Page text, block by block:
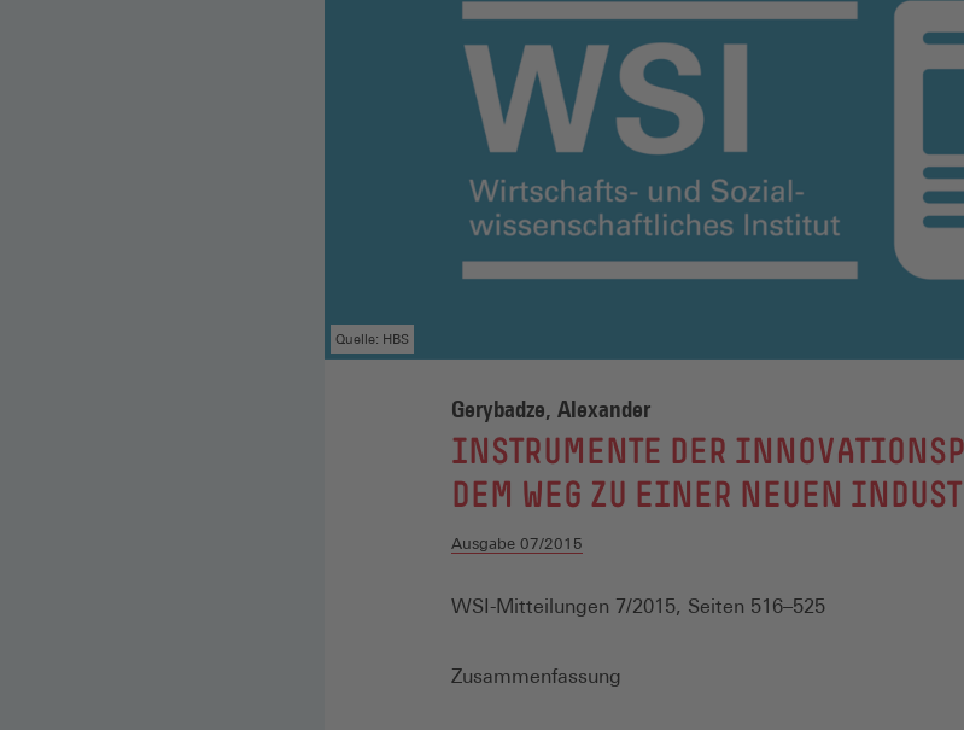
Quelle: HBS
Gerybadze, Alexander
:
INSTRUMENTE DER
DEM WEG ZU EINER NEUEN
Ausgabe 07/2015
WSI-Mitteilungen 7/2015, Seiten 516–525
Zusammenfassung